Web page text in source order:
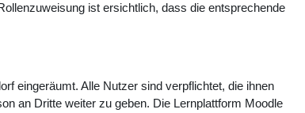
ist ersichtlich, dass die entsprechende
eingeräumt. Alle Nutzer sind verpflichtet, die ihnen
an Dritte weiter zu geben. Die Lernplattform Moodle